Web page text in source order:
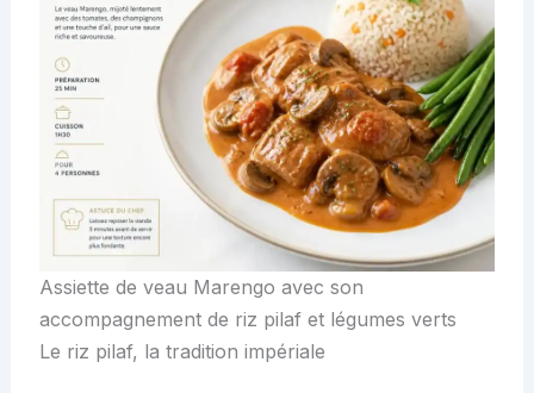
Assiette de veau Marengo avec son
accompagnement de riz pilaf et légumes verts
Le riz pilaf, la tradition impériale